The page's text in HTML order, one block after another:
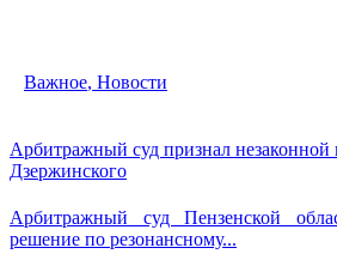
Важное, Новости
Арбитражный суд признал незаконной
Дзержинского
Арбитражный суд Пензенской
решение по резонансному...